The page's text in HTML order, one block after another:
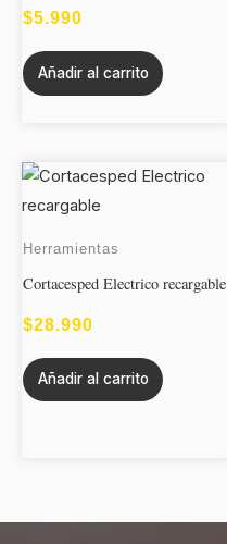
$5.990
Añadir al carrito
Herramientas
Cortacesped Electrico recargable
$28.990
Añadir al carrito